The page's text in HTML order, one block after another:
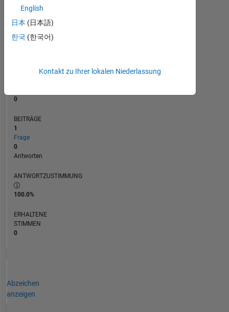
RANG
0
BEITRÄGE
1
Frage
0
Antworten
ANTWORTZUSTIMMUNG
100.0%
ERHALTENE
STIMMEN
0
Abzeichen
anzeigen
English
日本 (日本語)
한국 (한국어)
Kontakt zu Ihrer lokalen Niederlassung